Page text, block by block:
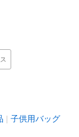
子供用バッグ